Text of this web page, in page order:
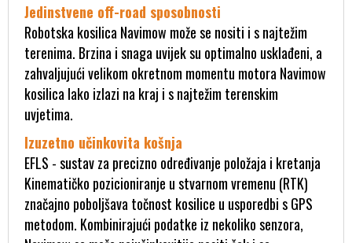
Jedinstvene off-road sposobnosti
Robotska kosilica Navimow može se nositi i s najtežim
terenima. Brzina i snaga uvijek su optimalno usklađeni, a
zahvaljujući velikom okretnom momentu motora Navimow
kosilica lako izlazi na kraj i s najtežim terenskim
uvjetima.
Izuzetno učinkovita košnja
EFLS - sustav za precizno određivanje položaja i kretanja
Kinematičko pozicioniranje u stvarnom vremenu (RTK)
značajno poboljšava točnost kosilice u usporedbi s GPS
metodom. Kombinirajući podatke iz nekoliko senzora,